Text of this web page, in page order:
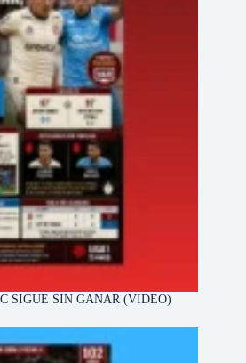
SIGUE SIN GANAR (VIDEO)